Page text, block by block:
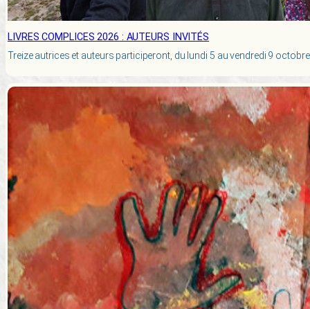
LIVRES COMPLICES 2026 : AUTEURS INVITÉS
Treize autrices et auteurs participeront, du lundi 5 au vendredi 9